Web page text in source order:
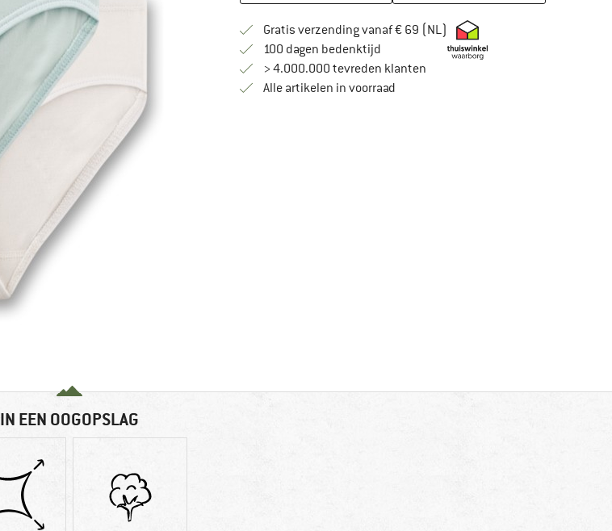
Gratis verzending vanaf € 69 (NL) Vind hier de
100 dagen bedenktijdVind de betalingsinformatie hier! Opent in
> 4.000.000 tevreden klanten
Alle artikelen in voorraad
IN EEN OOGOPSLAG